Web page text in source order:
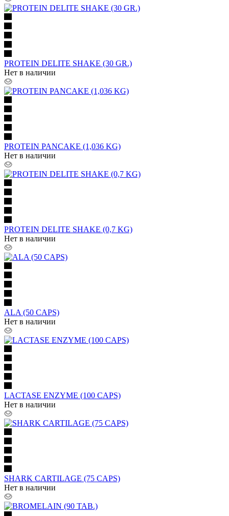
PROTEIN DELITE SHAKE (30 GR.)
Нет в наличии
PROTEIN PANCAKE (1,036 KG)
Нет в наличии
PROTEIN DELITE SHAKE (0,7 KG)
Нет в наличии
ALA (50 CAPS)
Нет в наличии
LACTASE ENZYME (100 CAPS)
Нет в наличии
SHARK CARTILAGE (75 CAPS)
Нет в наличии